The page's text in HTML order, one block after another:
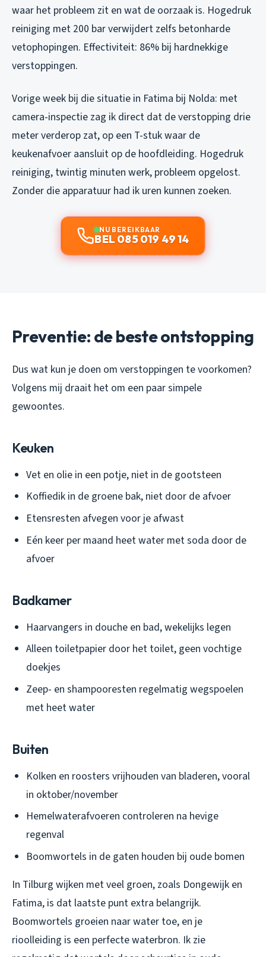
waar het probleem zit en wat de oorzaak is. Hogedruk
reiniging met 200 bar verwijdert zelfs betonharde
vetophopingen. Effectiviteit: 86% bij hardnekkige
verstoppingen.
Vorige week bij die situatie in Fatima bij Nolda: met
camera-inspectie zag ik direct dat de verstopping drie
meter verderop zat, op een T-stuk waar de
keukenafvoer aansluit op de hoofdleiding. Hogedruk
reiniging, twintig minuten werk, probleem opgelost.
Zonder die apparatuur had ik uren kunnen zoeken.
NU BEREIKBAAR
BEL 085 019 49 14
Preventie: de beste ontstopping
Dus wat kun je doen om verstoppingen te voorkomen?
Volgens mij draait het om een paar simpele
gewoontes.
Keuken
Vet en olie in een potje, niet in de gootsteen
Koffiedik in de groene bak, niet door de afvoer
Etensresten afvegen voor je afwast
Eén keer per maand heet water met soda door de
afvoer
Badkamer
Haarvangers in douche en bad, wekelijks legen
Alleen toiletpapier door het toilet, geen vochtige
doekjes
Zeep- en shampooresten regelmatig wegspoelen
met heet water
Buiten
Kolken en roosters vrijhouden van bladeren, vooral
in oktober/november
Hemelwaterafvoeren controleren na hevige
regenval
Boomwortels in de gaten houden bij oude bomen
In Tilburg wijken met veel groen, zoals Dongewijk en
Fatima, is dat laatste punt extra belangrijk.
Boomwortels groeien naar water toe, en je
rioolleiding is een perfecte waterbron. Ik zie